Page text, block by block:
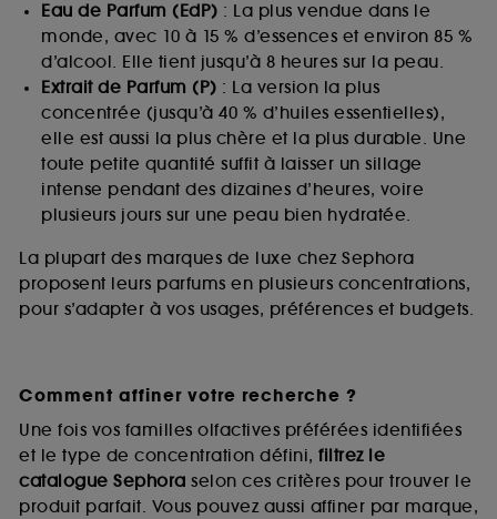
Eau de Parfum (EdP) : La plus vendue dans le
monde, avec 10 à 15 % d’essences et environ 85 %
d’alcool. Elle tient jusqu’à 8 heures sur la peau.
Extrait de Parfum (P) : La version la plus
concentrée (jusqu’à 40 % d’huiles essentielles),
elle est aussi la plus chère et la plus durable. Une
toute petite quantité suffit à laisser un sillage
intense pendant des dizaines d’heures, voire
plusieurs jours sur une peau bien hydratée.
La plupart des marques de luxe chez Sephora
proposent leurs parfums en plusieurs concentrations,
pour s’adapter à vos usages, préférences et budgets.
Comment affiner votre recherche ?
Une fois vos familles olfactives préférées identifiées
et le type de concentration défini, filtrez le
catalogue Sephora selon ces critères pour trouver le
produit parfait. Vous pouvez aussi affiner par marque,